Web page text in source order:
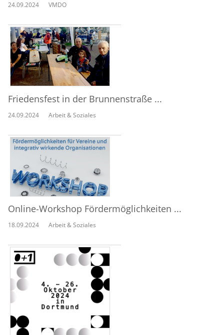
24.09.2024 VMDO
Friedensfest in der Brunnenstraße ...
24.09.2024 Arbeit & Soziales
Online-Workshop Fördermöglichkeiten ...
18.09.2024 Arbeit & Soziales